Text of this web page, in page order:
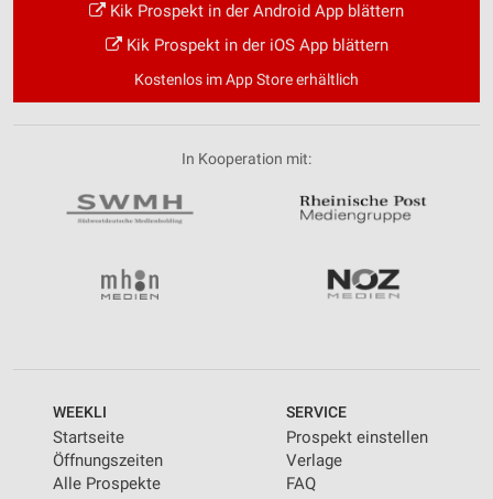
Kik Prospekt in der Android App blättern
Kik Prospekt in der iOS App blättern
Kostenlos im App Store erhältlich
In Kooperation mit:
WEEKLI
Startseite
Öffnungszeiten
Alle Prospekte
SERVICE
Prospekt einstellen
Verlage
FAQ